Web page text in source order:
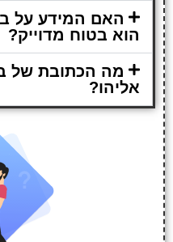
האם המידע על
הוא בטוח מדוייק?
מה הכתובת של
אליהו?